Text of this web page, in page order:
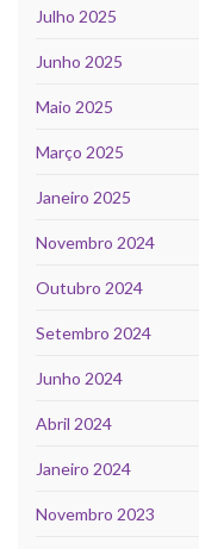
Julho 2025
Junho 2025
Maio 2025
Março 2025
Janeiro 2025
Novembro 2024
Outubro 2024
Setembro 2024
Junho 2024
Abril 2024
Janeiro 2024
Novembro 2023